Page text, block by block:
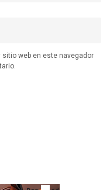
web en este navegador